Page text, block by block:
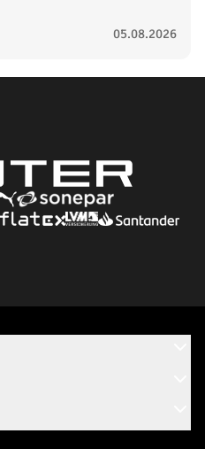
05.08.2026